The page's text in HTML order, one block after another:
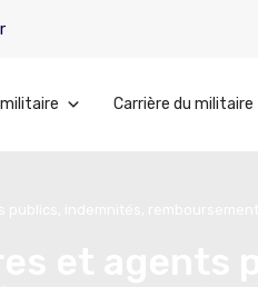
Carrière du militaire